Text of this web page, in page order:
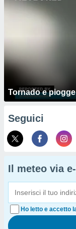
Tornado e
Seguici
Il meteo via
Ho letto e accetto